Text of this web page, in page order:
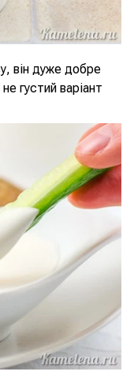
він дуже добре
густий варіант